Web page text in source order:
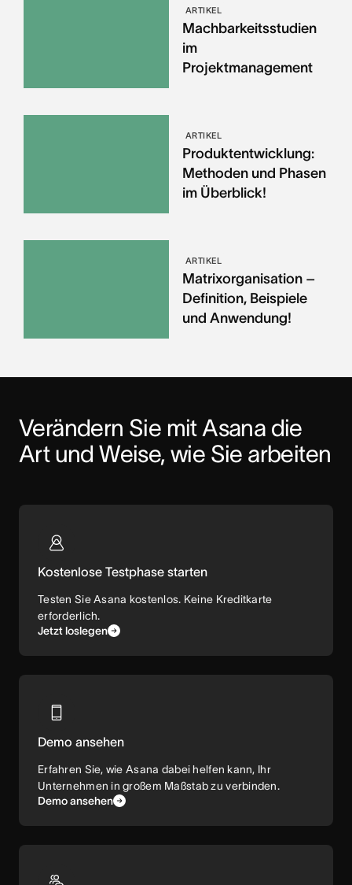
ARTIKEL
Machbarkeitsstudien
im
Projektmanagement
ARTIKEL
Produktentwicklung:
Methoden und Phasen
im Überblick!
ARTIKEL
Matrixorganisation –
Definition, Beispiele
und Anwendung!
Verändern Sie mit Asana die
Art und Weise, wie Sie arbeiten
Kostenlose Testphase starten
Testen Sie Asana kostenlos. Keine Kreditkarte
erforderlich.
Jetzt loslegen
Demo ansehen
Erfahren Sie, wie Asana dabei helfen kann, Ihr
Unternehmen in großem Maßstab zu verbinden.
Demo ansehen